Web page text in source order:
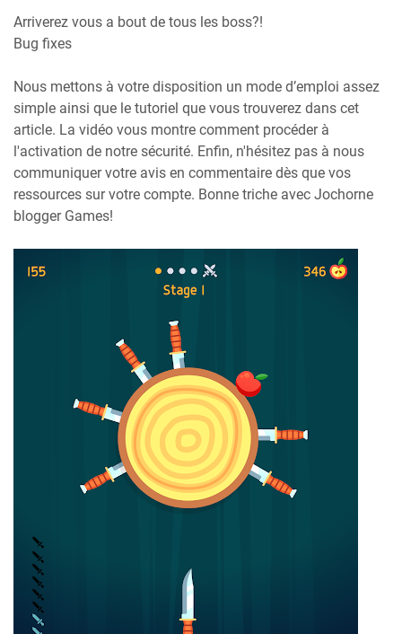
Arriverez vous a bout de tous les boss?!
Bug fixes
Nous mettons à votre disposition un mode d’emploi assez
simple ainsi que le tutoriel que vous trouverez dans cet
article. La vidéo vous montre comment procéder à
l'activation de notre sécurité. Enfin, n'hésitez pas à nous
communiquer votre avis en commentaire dès que vos
ressources sur votre compte. Bonne triche avec Jochorne
blogger Games!